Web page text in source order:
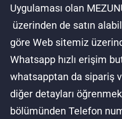
Uygulaması olan
üzerinden de satın
göre Web sitemiz
Whatsapp hızlı erişim
whatsapptan da sipariş
diğer detayları
bölümünden Telefon